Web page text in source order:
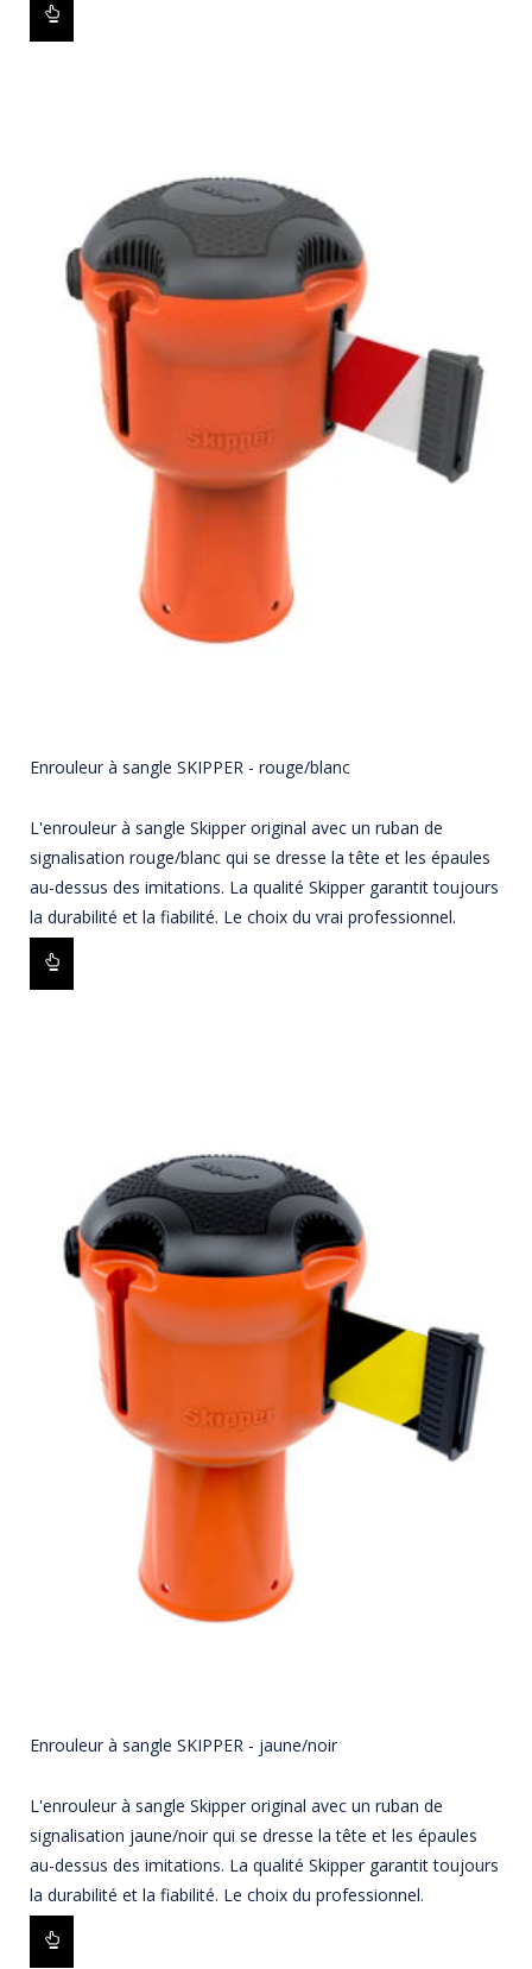
Enrouleur à sangle SKIPPER - rouge/blanc
L'enrouleur à sangle Skipper original avec un ruban de
signalisation rouge/blanc qui se dresse la tête et les épaules
au-dessus des imitations. La qualité Skipper garantit toujours
la durabilité et la fiabilité. Le choix du vrai professionnel.
Enrouleur à sangle SKIPPER - jaune/noir
L'enrouleur à sangle Skipper original avec un ruban de
signalisation jaune/noir qui se dresse la tête et les épaules
au-dessus des imitations. La qualité Skipper garantit toujours
la durabilité et la fiabilité. Le choix du professionnel.